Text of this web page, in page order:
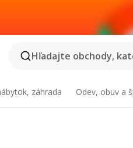
Hľadajte obchody,
záhrada Odev, obuv a